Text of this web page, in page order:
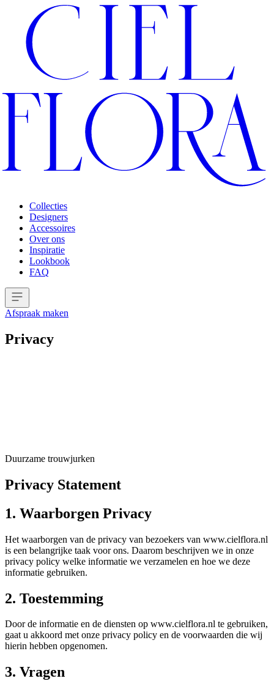
Collecties
Designers
Accessoires
Over ons
Inspiratie
Lookbook
FAQ
Afspraak maken
Privacy
Duurzame trouwjurken
Privacy Statement
1. Waarborgen Privacy
Het waarborgen van de privacy van bezoekers van www.cielflora.nl
is een belangrijke taak voor ons. Daarom beschrijven we in onze
privacy policy welke informatie we verzamelen en hoe we deze
informatie gebruiken.
2. Toestemming
Door de informatie en de diensten op www.cielflora.nl te gebruiken,
gaat u akkoord met onze privacy policy en de voorwaarden die wij
hierin hebben opgenomen.
3. Vragen